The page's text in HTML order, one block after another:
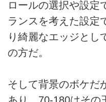
ロールの選択や設定
ランスを考えた設定
り綺麗なエッジとし
の方だ。
そして背景のボケだ